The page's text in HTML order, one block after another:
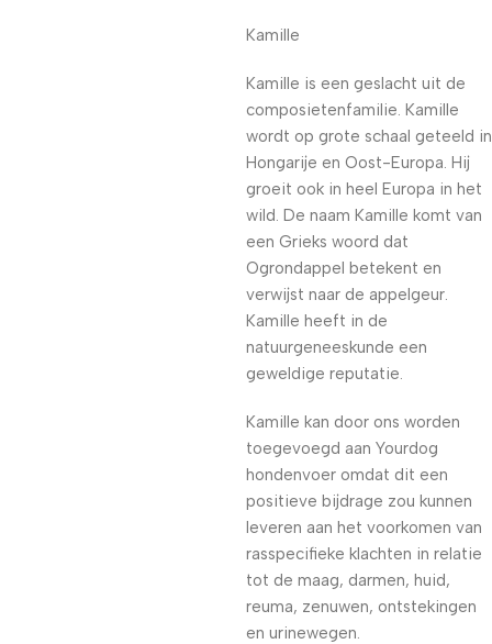
Kamille
Kamille is een geslacht uit de
composietenfamilie. Kamille
wordt op grote schaal geteeld in
Hongarije en Oost-Europa. Hij
groeit ook in heel Europa in het
wild. De naam Kamille komt van
een Grieks woord dat
Ogrondappel betekent en
verwijst naar de appelgeur.
Kamille heeft in de
natuurgeneeskunde een
geweldige reputatie.
Kamille kan door ons worden
toegevoegd aan Yourdog
hondenvoer omdat dit een
positieve bijdrage zou kunnen
leveren aan het voorkomen van
rasspecifieke klachten in relatie
tot de maag, darmen, huid,
reuma, zenuwen, ontstekingen
en urinewegen.